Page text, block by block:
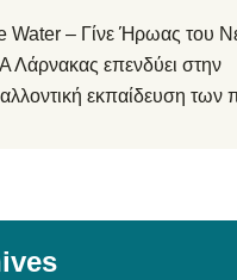
Water – Γίνε Ήρωας του
επενδύει στην
εκπαίδευση των